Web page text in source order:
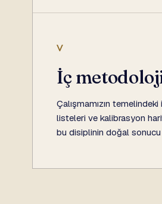
V
İç
Çalışmamızın
listeleri ve kalibrasyon
bu disiplinin doğal